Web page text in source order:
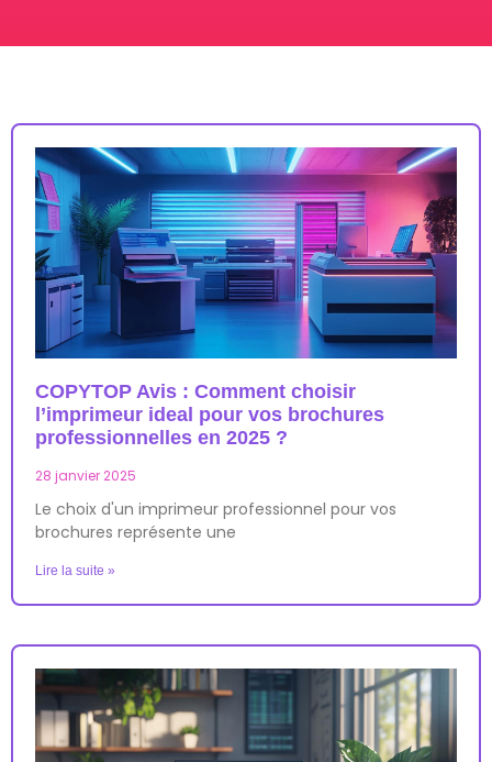
COPYTOP Avis : Comment choisir
l’imprimeur ideal pour vos brochures
professionnelles en 2025 ?
28 janvier 2025
Le choix d'un imprimeur professionnel pour vos
brochures représente une
Lire la suite »